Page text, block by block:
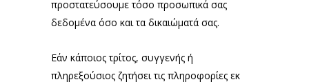
προστατεύσουμε τόσο προσωπικά σας
δεδομένα όσο και τα δικαιώματά σας.
Εάν κάποιος τρίτος, συγγενής ή
πληρεξούσιος ζητήσει τις πληροφορίες εκ